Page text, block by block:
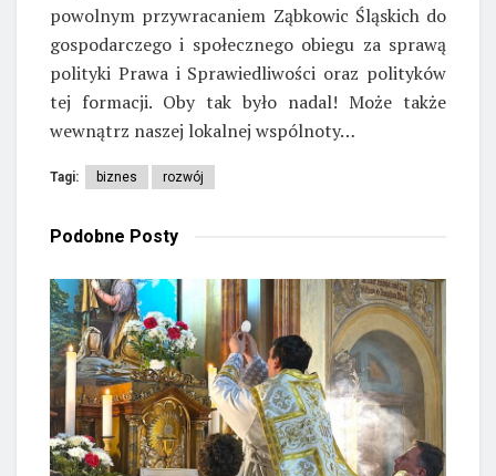
powolnym przywracaniem Ząbkowic Śląskich do
gospodarczego i społecznego obiegu za sprawą
polityki Prawa i Sprawiedliwości oraz polityków
tej formacji. Oby tak było nadal! Może także
wewnątrz naszej lokalnej wspólnoty…
Tagi: biznes rozwój
Podobne Posty